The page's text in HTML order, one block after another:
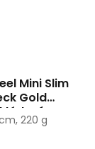
Mini Slim
Gold
220 g